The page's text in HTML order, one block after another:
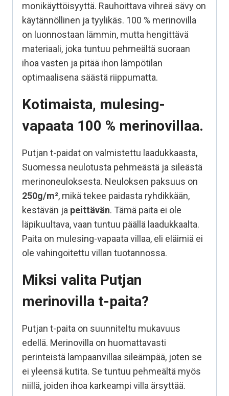
monikäyttöisyyttä. Rauhoittava vihreä sävy on
käytännöllinen ja tyylikäs. 100 % merinovilla
on luonnostaan lämmin, mutta hengittävä
materiaali, joka tuntuu pehmeältä suoraan
ihoa vasten ja pitää ihon lämpötilan
optimaalisena säästä riippumatta.
Kotimaista, mulesing-
vapaata 100 % merinovillaa.
Putjan t-paidat on valmistettu laadukkaasta,
Suomessa neulotusta pehmeästä ja sileästä
merinoneuloksesta. Neuloksen paksuus on
250g/m², mikä tekee paidasta ryhdikkään,
kestävän ja peittävän. Tämä paita ei ole
läpikuultava, vaan tuntuu päällä laadukkaalta.
Paita on mulesing-vapaata villaa, eli eläimiä ei
ole vahingoitettu villan tuotannossa.
Miksi valita Putjan
merinovilla t-paita?
Putjan t-paita on suunniteltu mukavuus
edellä. Merinovilla on huomattavasti
perinteistä lampaanvillaa sileämpää, joten se
ei yleensä kutita. Se tuntuu pehmeältä myös
niillä, joiden ihoa karkeampi villa ärsyttää.